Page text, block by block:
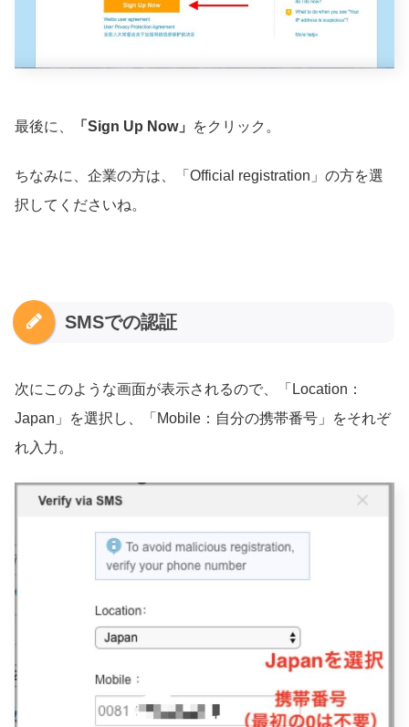
最後に、 「Sign Up Now」 をクリック。
ちなみに、企業の方は、「Official registration」の方を選
択してくださいね。
SMSでの認証
次にこのような画面が表示されるので、「Location：
Japan」を選択し、「Mobile：自分の携帯番号」をそれぞ
れ入力。